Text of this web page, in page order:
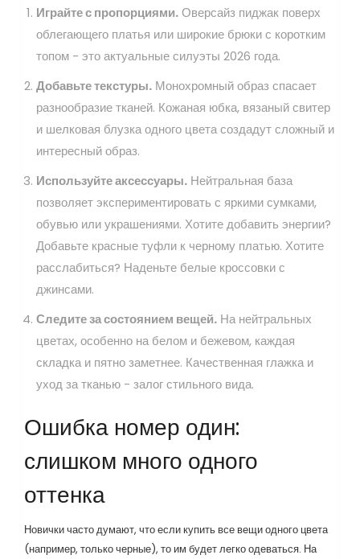
Играйте с пропорциями.Оверсайз пиджак поверх
облегающего платья или широкие брюки с коротким
топом - это актуальные силуэты 2026 года.
Добавьте текстуры. Монохромный образ спасает
разнообразие тканей. Кожаная юбка, вязаный свитер
и шелковая блузка одного цвета создадут сложный и
интересный образ.
Используйте аксессуары. Нейтральная база
позволяет экспериментировать с яркими сумками,
обувью или украшениями. Хотите добавить энергии?
Добавьте красные туфли к черному платью. Хотите
расслабиться? Наденьте белые кроссовки с
джинсами.
Следите за состоянием вещей. На нейтральных
цветах, особенно на белом и бежевом, каждая
складка и пятно заметнее. Качественная глажка и
уход за тканью - залог стильного вида.
Ошибка номер один:
слишком много одного
оттенка
Новички часто думают, что если купить все вещи одного цвета
(например, только черные), то им будет легко одеваться. На